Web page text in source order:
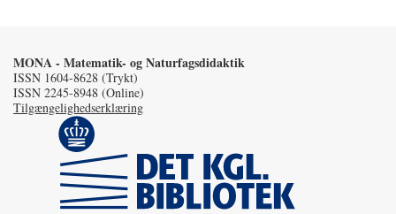
MONA - Matematik- og Naturfagsdidaktik
ISSN 1604-8628 (Trykt)
ISSN 2245-8948 (Online)
Tilgængelighedserklæring